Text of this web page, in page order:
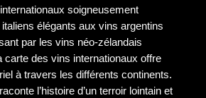
soigneusement
élégants aux vins argentins
par les vins néo-zélandais
carte des vins internationaux offre
à travers les différents continents.
l’histoire d’un terroir lointain et